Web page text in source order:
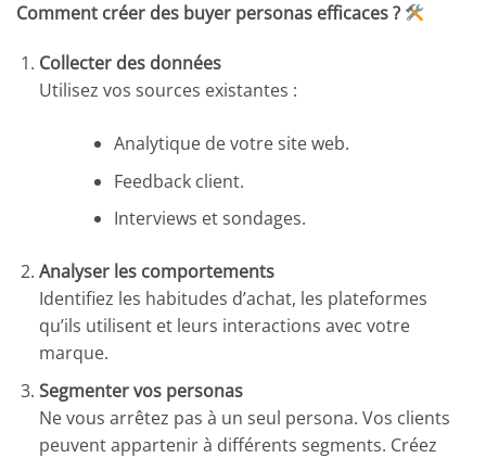
Comment créer des buyer personas efficaces ?
Collecter des données
Utilisez vos sources existantes :
Analytique de votre site web.
Feedback client.
Interviews et sondages.
Analyser les comportements
Identifiez les habitudes d’achat, les plateformes
qu’ils utilisent et leurs interactions avec votre
marque.
Segmenter vos personas
Ne vous arrêtez pas à un seul persona. Vos clients
peuvent appartenir à différents segments. Créez